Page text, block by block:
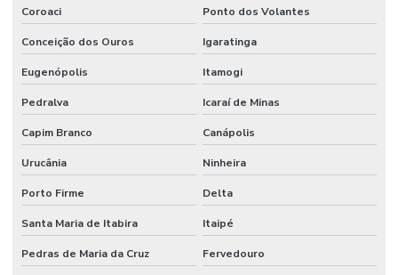
Coroaci Ponto dos Volantes
Conceição dos Ouros Igaratinga
Eugenópolis Itamogi
Pedralva Icaraí de Minas
Capim Branco Canápolis
Urucânia Ninheira
Porto Firme Delta
Santa Maria de Itabira Itaipé
Pedras de Maria da Cruz Fervedouro